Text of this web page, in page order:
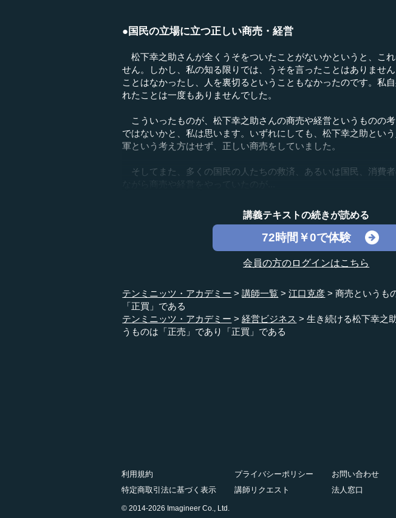
●国民の立場に立つ正しい商売・経営
松下幸之助さんが全くうそをついたことがないかというと、こ
せん。しかし、私の知る限りでは、うそを言ったことはありませ
ことはなかったし、人を裏切るということもなかったのです。私
れたことは一度もありませんでした。
こういったものが、松下幸之助さんの商売や経営というものの
ではないかと、私は思います。いずれにしても、松下幸之助とい
軍という考え方はせず、正しい商売をしていました。
そしてまた、多くの国民の人たちの救済、あるいは国民、消費
講義テキストの続きが読める
72時間￥0で体験
会員の方のログインはこちら
テンミニッツ・アカデミー 講師一覧 江口克彦
商売というも
「正買」である
テンミニッツ・アカデミー
経営ビジネス 生き続ける松下幸之
うものは「正売」であり「正買」である
利用規約 プライバシーポリシー お問い合わせ
特定商取引法に基づく表示
講師リクエスト 法人窓口
© 2014-2026 Imagineer Co., Ltd.